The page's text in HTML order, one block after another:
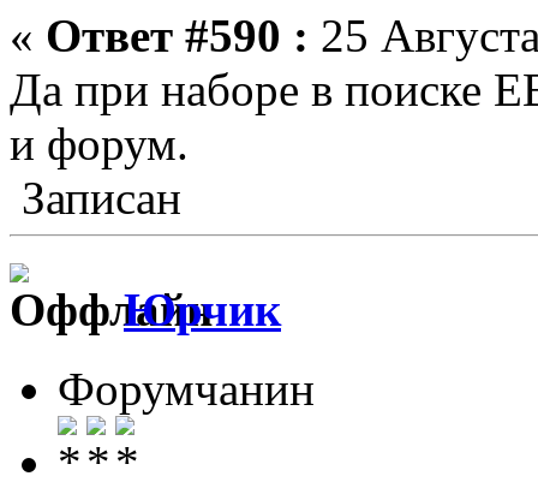
« Ответ #590 : 25
Да при наборе в поиске
и форум.
Записан
Юрчик
Форумчанин